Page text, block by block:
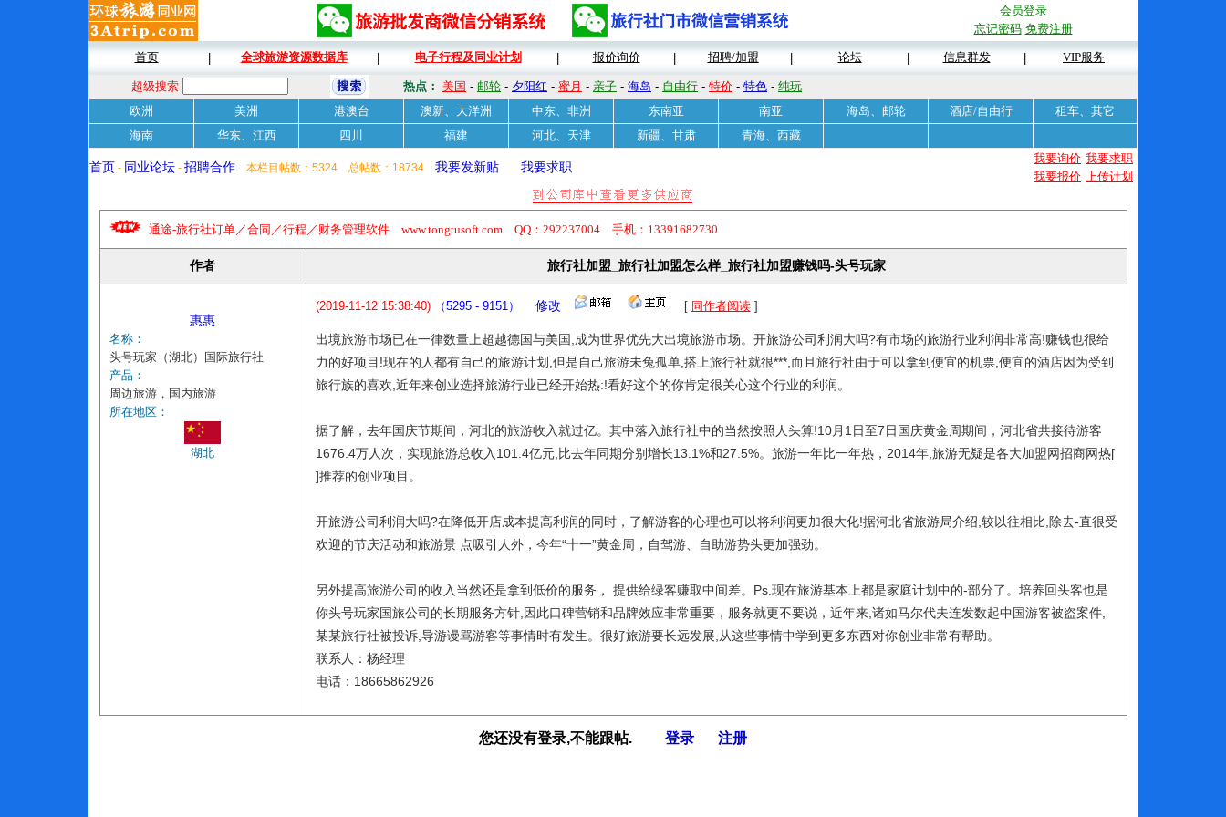
会员登录
忘记密码 免费注册
首页 全球旅游资源数据库 电子行程及同业计划 报价询价 招聘/加盟 论坛 信息群发 VIP服务
超级搜索 热点： 美国 - 邮轮 - 夕阳红 - 蜜月 - 亲子 - 海岛 - 自由行 - 特价 - 特色 - 纯玩
欧洲
美洲 港澳台 澳新、大洋洲 中东、非洲 东南亚 南亚 海岛、邮轮 酒店/自由行
租车、其它
海南
华东、江西 四川 福建 河北、天津 新疆、甘肃 青海、西藏
首页 - 同业论坛 - 招聘合作 本栏目帖数：5324 总帖数：18734 我要发新贴 我要求职
我要询价 我要求职
我要报价 上传计划
通途-旅行社订单／合同／行程／财务管理软件 www.tongtusoft.com QQ：292237004 手机：13391682730
作者 旅行社加盟_旅行社加盟怎么样_旅行社加盟赚钱吗-头号玩家
惠惠
名称：
头号玩家（湖北）国际旅行社
产品：
周边旅游，国内旅游
所在地区：
湖北
(2019-11-12 15:38:40) （5295 - 9151） 修改 [ 同作者阅读]
出境旅游市场已在一律数量上超越德国与美国,成为世界优先大出境旅游市场。开旅游公司利润大吗?有市场的旅游行业利润非常高!赚钱也很给
力的好项目!现在的人都有自己的旅游计划,但是自己旅游未兔孤单,搭上旅行社就很***,而且旅行社由于可以拿到便宜的机票,便宜的酒店因为受到
旅行族的喜欢,近年来创业选择旅游行业已经开始热:!看好这个的你肯定很关心这个行业的利润。
据了解，去年国庆节期间，河北的旅游收入就过亿。其中落入旅行社中的当然按照人头算!10月1日至7日国庆黄金周期间，河北省共接待游客
1676.4万人次，实现旅游总收入101.4亿元,比去年同期分别增长13.1%和27.5%。旅游一年比一年热，2014年,旅游无疑是各大加盟网招商网热[
]推荐的创业项目。
开旅游公司利润大吗?在降低开店成本提高利润的同时，了解游客的心理也可以将利润更加很大化!据河北省旅游局介绍,较以往相比,除去-直很受
欢迎的节庆活动和旅游景 点吸引人外，今年“十一”黄金周，自驾游、自助游势头更加强劲。
另外提高旅游公司的收入当然还是拿到低价的服务， 提供给绿客赚取中间差。Ps.现在旅游基本上都是家庭计划中的-部分了。培养回头客也是
你头号玩家国旅公司的长期服务方针,因此口碑营销和品牌效应非常重要，服务就更不要说，近年来,诸如马尔代夫连发数起中国游客被盗案件,
某某旅行社被投诉,导游谩骂游客等事情时有发生。很好旅游要长远发展,从这些事情中学到更多东西对你创业非常有帮助。
联系人：杨经理
电话：18665862926
您还没有登录,不能跟帖. 登录 注册